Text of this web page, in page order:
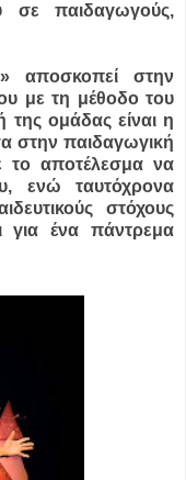
σε παιδαγωγούς,
αποσκοπεί στην
με τη μέθοδο του
της ομάδας είναι η
στην παιδαγωγική
το αποτέλεσμα να
ενώ ταυτόχρονα
στόχους
για ένα πάντρεμα